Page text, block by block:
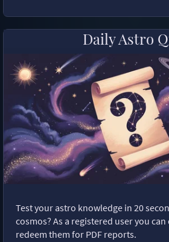
Daily Astro
Test your astro knowledge in 20
cosmos? As a registered user you
redeem them for PDF reports.